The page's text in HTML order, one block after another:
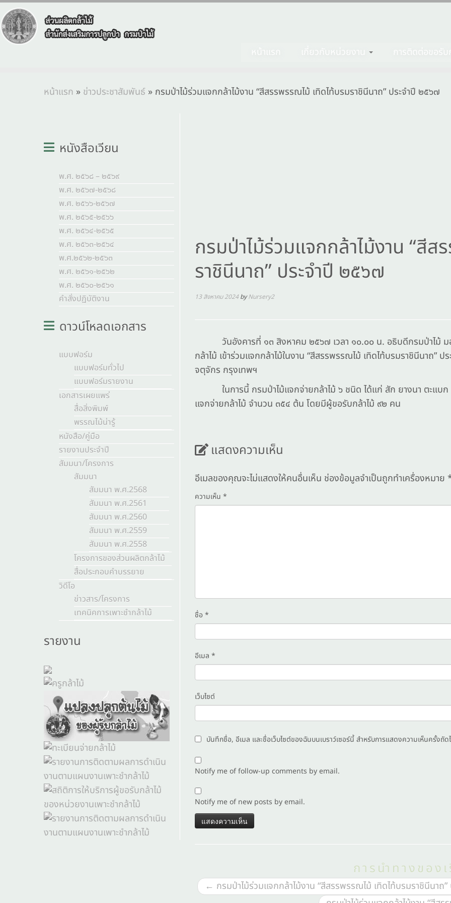
หน้าแรก » ข่าวประชาสัมพันธ์ » กรมป่าไม้ร่วมแจกกล้าไม้งาน “สีสรรพรรณไม้ เทิดไท้บรมราชินีนาถ” ประจำปี ๒๕๖๗
หนังสือเวียน
พ.ศ. ๒๕๖๘ – ๒๕๖๙
พ.ศ. ๒๕๖๗-๒๕๖๘
พ.ศ. ๒๕๖๖-๒๕๖๗
พ.ศ. ๒๕๖๕-๒๕๖๖
พ.ศ. ๒๕๖๔-๒๕๖๕
พ.ศ. ๒๕๖๓-๒๕๖๔
พ.ศ.๒๕๖๒-๒๕๖๓
พ.ศ. ๒๕๖๑-๒๕๖๒
พ.ศ. ๒๕๖๐-๒๕๖๑
คำสั่งปฏิบัติงาน
ดาวน์โหลดเอกสาร
แบบฟอร์ม
แบบฟอร์มทั่วไป
แบบฟอร์มรายงาน
เอกสารเผยแพร่
สื่อสิ่งพิมพ์
พรรณไม้น่ารู้
หนังสือ/คู่มือ
รายงานประจำปี
สัมมนา/โครงการ
สัมมนา
สัมมนา พ.ศ.2568
สัมมนา พ.ศ.2561
สัมมนา พ.ศ.2560
สัมมนา พ.ศ.2559
สัมมนา พ.ศ.2558
โครงการของส่วนผลิตกล้าไม้
สื่อประกอบคำบรรยาย
วิดีโอ
ข่าวสาร/โครงการ
เทคนิคการเพาะชำกล้าไม้
รายงาน
กรมป่าไม้ร่วมแจกกล้าไม้งาน “สี
ราชินีนาถ” ประจำปี ๒๕๖๗
13 สิงหาคม 2024 byNursery2
วันอังคารที่ ๑๓ สิงหาคม ๒๕๖๗ เวลา ๑๐.๐๐ น. อธิบดีกรมป่าไม้ มอ
กล้าไม้ เข้าร่วมแจกกล้าไม้ในงาน “สีสรรพรรณไม้ เทิดไท้บรมราชินีนาถ”
จตุจักร กรุงเทพฯ
ในการนี้ กรมป่าไม้แจกจ่ายกล้าไม้ ๖ ชนิด ได้แก่ สัก ยางนา ตะแบก
แจกจ่ายกล้าไม้ จำนวน ๓๕๔ ต้น โดยมีผู้ขอรับกล้าไม้ ๙๒ คน
แสดงความเห็น
อีเมลของคุณจะไม่แสดงให้คนอื่นเห็น ช่องข้อมูลจำเป็นถูกทำเครื่องหมาย
ความเห็น *
ชื่อ *
อีเมล *
เว็บไซต์
บันทึกชื่อ, อีเมล และชื่อเว็บไซต์ของฉันบนเบราว์เซอร์นี้ สำหรับการแสดงความเห็นครั้งถัด
Notify me of follow-up comments by email.
Notify me of new posts by email.
การนำทางของ
← กรมป่าไม้ร่วมแจกกล้าไม้งาน “สีสรรพรรณไม้ เทิดไท้บรมราชินีนาถ